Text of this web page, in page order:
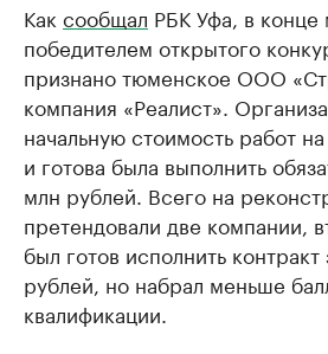
Как сообщал РБК Уфа, в конце
победителем открытого
признано тюменское ООО
компания «Реалист».
начальную стоимость работ
и готова была выполнить
млн рублей. Всего на
претендовали две компании,
был готов исполнить
рублей, но набрал меньше
квалификации.